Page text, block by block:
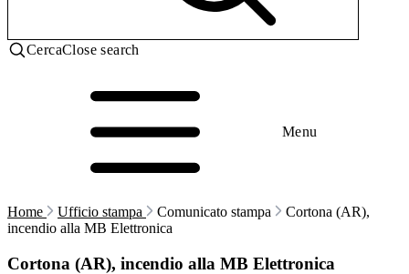
CercaClose search
Menu
Home Ufficio stampa Comunicato stampa
Cortona (AR),
incendio alla MB Elettronica
Cortona (AR), incendio alla MB Elettronica